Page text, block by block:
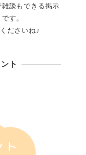
談もできる掲示
す。
ださいね♪
ト